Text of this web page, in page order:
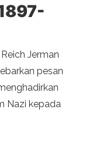
Jerman
pesan
Nazi kepada